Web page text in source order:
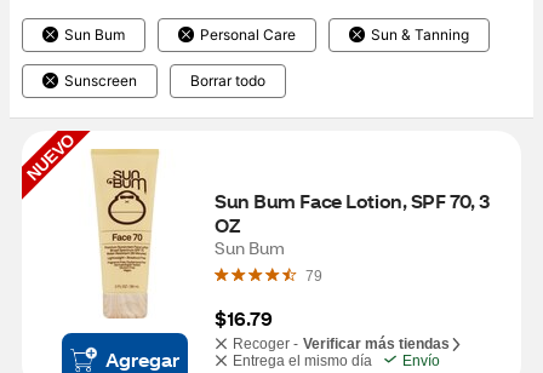
Sun Bum Personal Care Sun & Tanning
Sunscreen Borrar todo
NUEVO
Agregar
Sun Bum Face Lotion, SPF 70, 3
OZ
Sun Bum
79
$16.79
Recoger - Verificar más tiendas
Entrega el mismo día
Envío